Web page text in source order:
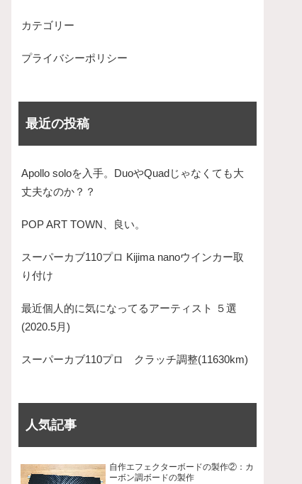
カテゴリー
プライバシーポリシー
最近の投稿
Apollo soloを入手。DuoやQuadじゃなくても大
丈夫なのか？？
POP ART TOWN、良い。
スーパーカブ110プロ Kijima nanoウインカー取
り付け
最近個人的に気になってるアーティスト ５選
(2020.5月)
スーパーカブ110プロ クラッチ調整(11630km)
人気記事
自作エフェクターボードの製作②：カ
ーボン調ボードの製作